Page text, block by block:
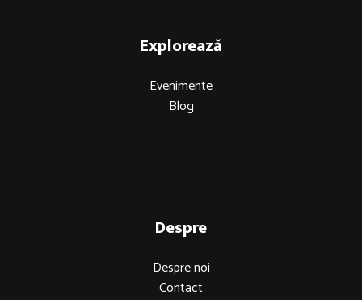
Explorează
Evenimente
Blog
Despre
Despre noi
Contact